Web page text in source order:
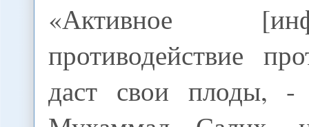
«Активное
противодействие
даст свои плоды, -